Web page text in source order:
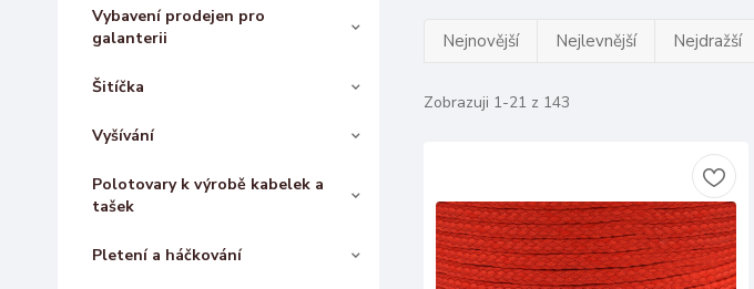
Vybavení prodejen pro
galanterii
Šitíčka
Vyšívání
Polotovary k výrobě kabelek a
tašek
Pletení a háčkování
Nejnovější Nejlevnější Nejdražší
Zobrazuji 1-21 z 143